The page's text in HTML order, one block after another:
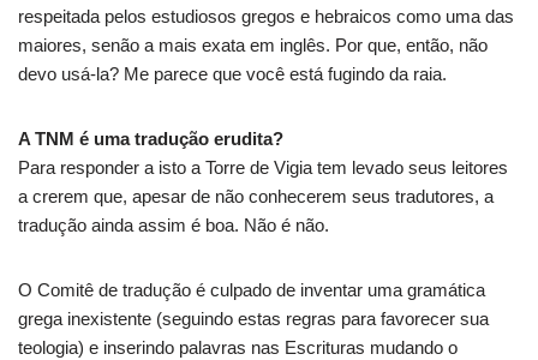
respeitada pelos estudiosos gregos e hebraicos como uma das
maiores, senão a mais exata em inglês. Por que, então, não
devo usá-la? Me parece que você está fugindo da raia.
A TNM é uma tradução erudita?
Para responder a isto a Torre de Vigia tem levado seus leitores
a crerem que, apesar de não conhecerem seus tradutores, a
tradução ainda assim é boa. Não é não.
O Comitê de tradução é culpado de inventar uma gramática
grega inexistente (seguindo estas regras para favorecer sua
teologia) e inserindo palavras nas Escrituras mudando o